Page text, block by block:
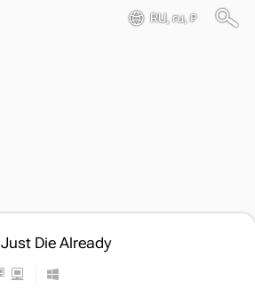
RU, ru, ₽
Just Die Already